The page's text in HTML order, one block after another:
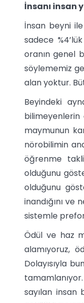
İnsanı insan
İnsan beyni
sadece
oranın genel
söylememiz
alan yoktur.
Beyindeki
bilimeyenlerin
maymunun
nörobilimin
öğrenme
olduğunu
olduğunu
inandığını
sistemle
Ödül ve haz
alamıyoruz,
Dolayısıyla
sayılan insan